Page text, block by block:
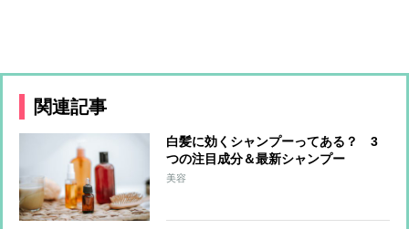
関連記事
白髪に効くシャンプーってある？ 3
つの注目成分＆最新シャンプー
美容